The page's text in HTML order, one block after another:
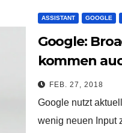
ASSISTANT GOOGLE
Google:
kommen
den Google
FEB. 27, 2018
Google nutzt
wenig neuen Input